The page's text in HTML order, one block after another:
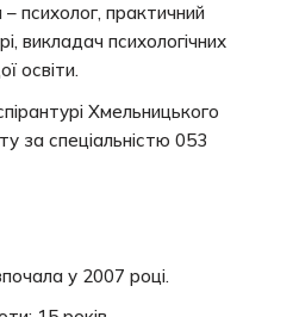
– психолог, практичний
викладач психологічних
освіти.
Хмельницького
за спеціальністю 053
у 2007 році.